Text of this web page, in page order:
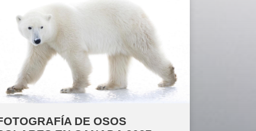
DE OSOS